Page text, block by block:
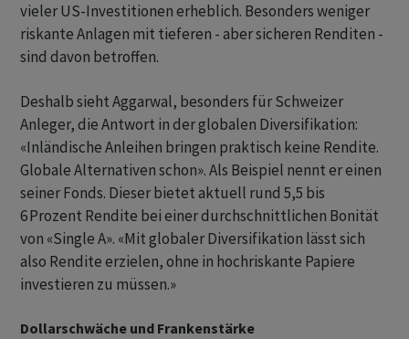
vieler US-Investitionen erheblich. Besonders weniger
riskante Anlagen mit tieferen - aber sicheren Renditen -
sind davon betroffen.
Deshalb sieht Aggarwal, besonders für Schweizer
Anleger, die Antwort in der globalen Diversifikation:
«Inländische Anleihen bringen praktisch keine Rendite.
Globale Alternativen schon». Als Beispiel nennt er einen
seiner Fonds. Dieser bietet aktuell rund 5,5 bis
6 Prozent Rendite bei einer durchschnittlichen Bonität
von «Single A». «Mit globaler Diversifikation lässt sich
also Rendite erzielen, ohne in hochriskante Papiere
investieren zu müssen.»
Dollarschwäche und Frankenstärke